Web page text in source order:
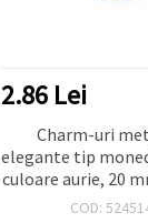
2.86 Lei
Charm-uri
elegante tip
culoare aurie, 20
2 mm, set de 10
COD: